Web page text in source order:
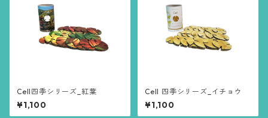
Cell四季シリーズ_紅葉
¥1,100
Cell 四季シリーズ_イチョウ
¥1,100